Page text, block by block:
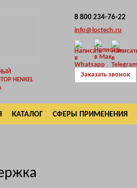
HENKEL
8 800 234-76-22
info@loctech.ru
Заказать звонок
КАТАЛОГ СФЕРЫ ПРИМЕНЕНИЯ